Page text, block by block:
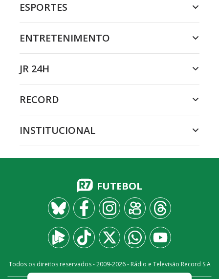
ESPORTES
ENTRETENIMENTO
JR 24H
RECORD
INSTITUCIONAL
FUTEBOL
Todos os direitos reservados - 2009-2026- Rádio e Televisão Record S.A